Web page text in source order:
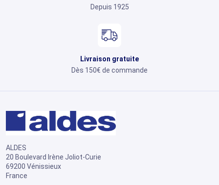
Depuis 1925
Livraison gratuite
Dès 150€ de commande
ALDES
20 Boulevard Irène Joliot-Curie
69200 Vénissieux
France